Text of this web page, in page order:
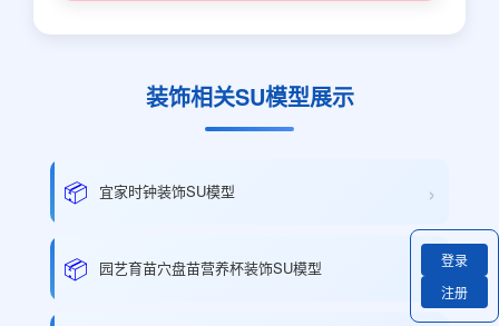
装饰相关SU模型展示
📦 宜家时钟装饰SU模型 ›
📦 园艺育苗穴盘苗营养杯装饰SU模型
登录
注册